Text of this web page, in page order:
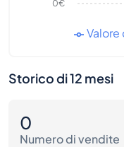
0€
Storico di 12 mesi
0
Numero di vendite